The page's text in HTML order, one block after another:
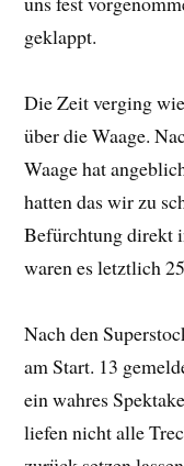
geklappt.
Die Zeit verging
über die Waage.
Waage hat
hatten das wir zu
Befürchtung direkt
waren es letztlich
Nach den
am Start. 13
ein wahres
liefen nicht alle